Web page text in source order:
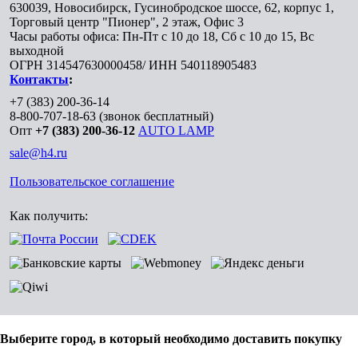
630039, Новосибирск, Гусинобродское шоссе, 62, корпус 1,
Торговый центр "Пионер", 2 этаж, Офис 3
Часы работы офиса: Пн-Пт с 10 до 18, Сб с 10 до 15, Вс
выходной
ОГРН 314547630000458/ ИНН 540118905483
Контакты:
+7 (383) 200-36-14
8-800-707-18-63 (звонок бесплатный)
Опт +7 (383) 200-36-12 AUTO LAMP
sale@h4.ru
Пользовательское соглашение
Как получить:
Выберите город, в который необходимо доставить покупку